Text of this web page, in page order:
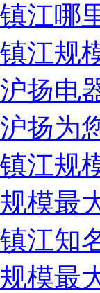
镇江哪
镇江规
沪扬电
沪扬为
镇江规
规模最
镇江知
规模最